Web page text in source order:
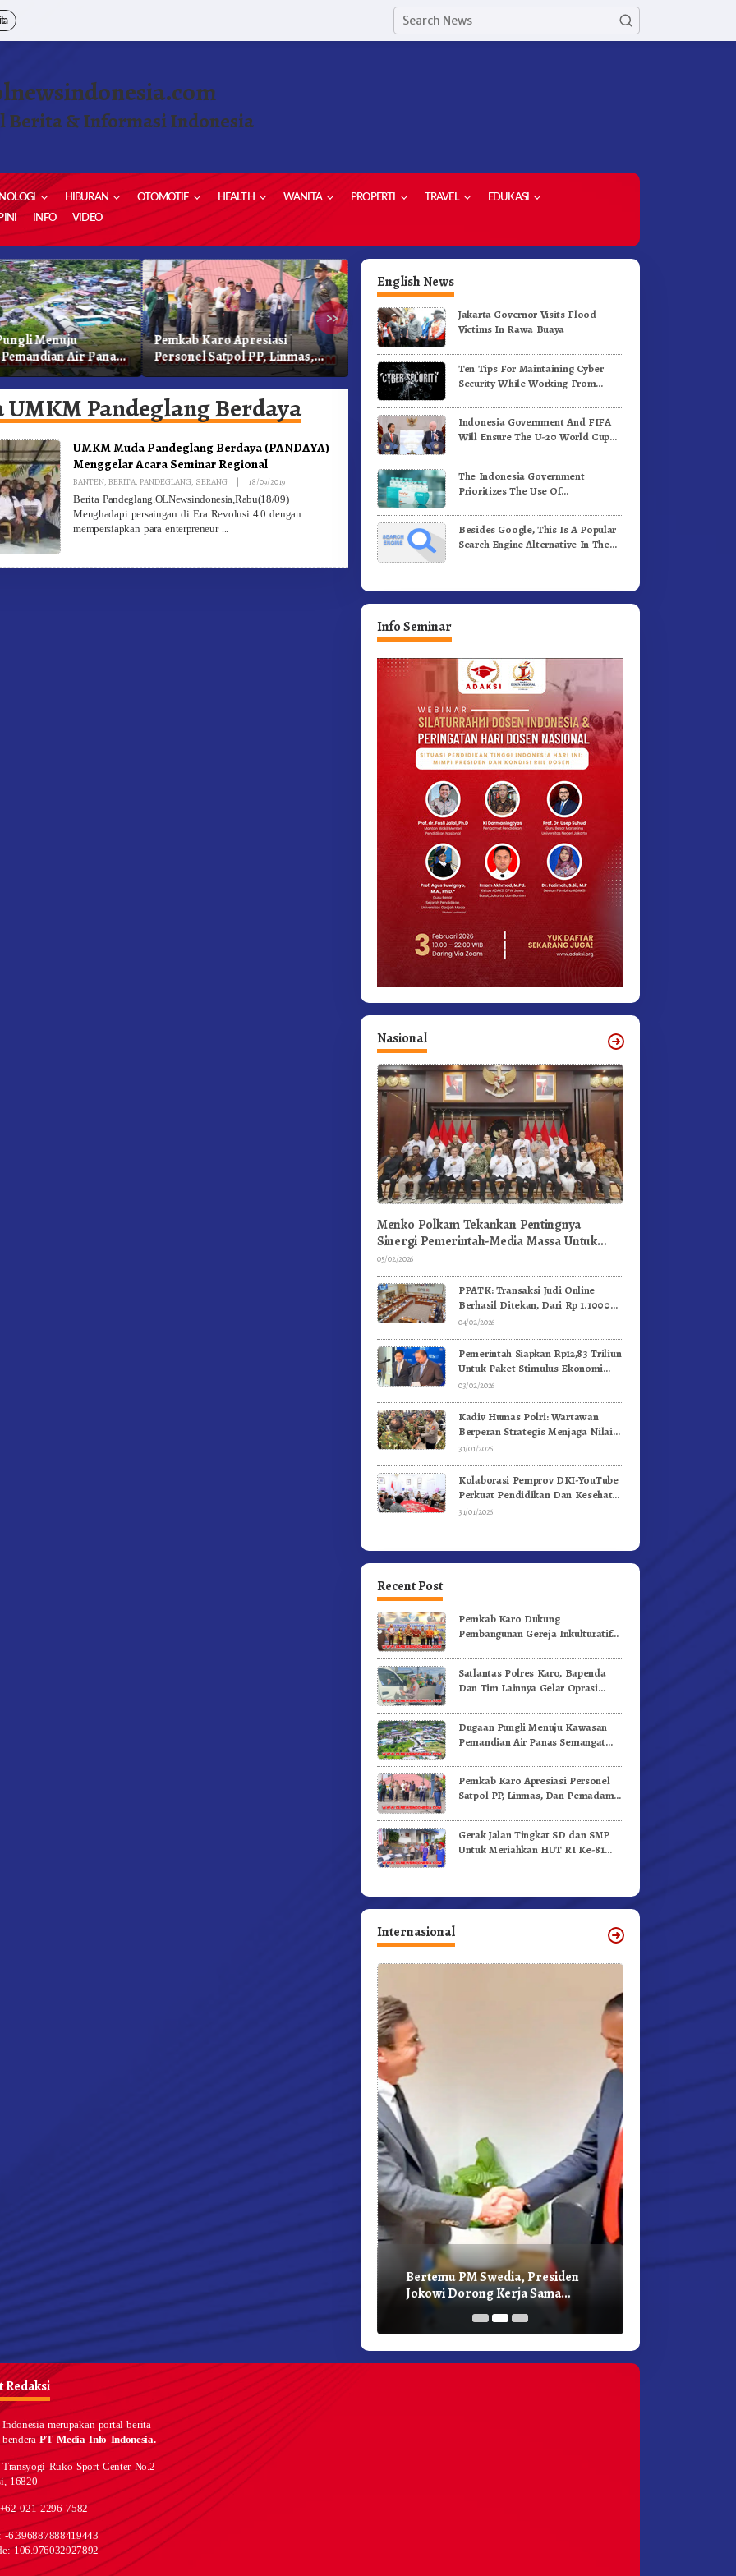
Berita & Informasi Indonesia
HIBURAN OTOMOTIF HEALTH WANITA PROPERTI TRAVEL
EDUKASI
INFO VIDEO
»
Menuju
Air Panas
Gunung – Doulu Foto
Pemkab Karo Apresiasi
Personel Satpol PP, Linmas,
Dan Pemadam Kebakaran
Gerak Jalan Tingkat SD dan
SMP Untuk Meriahkan HUT RI
Ke-81 Dibuka Sekda Karo
Karo Pimpin Laskar Biru
Bergerak.!
UMKM Pandeglang Berdaya
UMKM Muda Pandeglang Berdaya (PANDAYA)
Menggelar Acara Seminar Regional
BANTEN,BERITA,PANDEGLANG, SERANG | 18/09/2019By
Berita Pandeglang.OLNewsindonesia,Rabu(18/09)
Menghadapi persaingan di Era Revolusi 4.0 dengan
mempersiapkan para enterpreneur
English News
Jakarta Governor Visits Flood
Victims In Rawa Buaya
Ten Tips For Maintaining Cyber
Security While Working From
Indonesia Government And FIFA
Will Ensure The U-20 World Cup
Standards
The Indonesia Government
Prioritizes The Use Of
Vaccines
Besides Google, This Is A Popular
Search Engine Alternative In The
Info Seminar
Nasional
Menko Polkam Tekankan Pentingnya
Sinergi Pemerintah-Media Massa Untuk
Jaga Stabilitas Bangsa
05/02/2026
PPATK: Transaksi Judi Online
Berhasil Ditekan, Dari Rp 1.1000
Triliun Menjadi Rp 268 Triliun
04/02/2026
Pemerintah Siapkan Rp12,83 Triliun
Untuk Paket Stimulus Ekonomi
Kuartal I-2026
03/02/2026
Kadiv Humas Polri: Wartawan
Berperan Strategis Menjaga Nilai
Kebangsaan, Demokrasi, dan NKRI
31/01/2026
Kolaborasi Pemprov DKI-YouTube
Perkuat Pendidikan Dan Kesehatan
Mental
31/01/2026
Recent Post
Pemkab Karo Dukung
Pembangunan Gereja Inkulturatif
Satlantas Polres Karo, Bapenda
Dan Tim Lainnya Gelar Oprasi
Dugaan Pungli Menuju Kawasan
Pemandian Air Panas Semangat
Videokan!
Pemkab Karo Apresiasi Personel
Satpol PP, Linmas, Dan Pemadam
Gerak Jalan Tingkat SD dan SMP
Untuk Meriahkan HUT RI Ke-81
Internasional
Bertemu PM Swedia, Presiden
Jokowi Dorong Kerja Sama
Pembangunan Hijau
Redaksi
Indonesia merupakan portal berita
benderaPT Media Info Indonesia.
Ruko Sport Center No.2
16820
021 2296 7582
-6.396887888419443
106.976032927892